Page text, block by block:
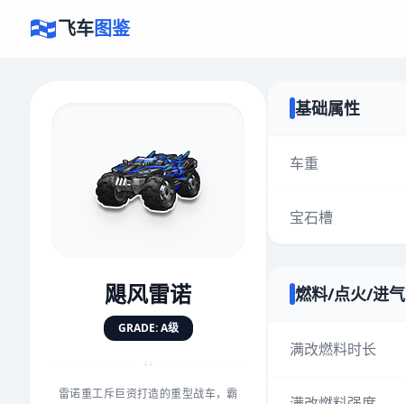
飞车图鉴
飓风雷诺
GRADE: A级
“
雷诺重工斥巨资打造的重型战车，霸
基础属性
车重
宝石槽
燃料/点火/进气
满改燃料时长
评价赛车
速度 5.0分
对抗
★★★★★★
手感 5.0分